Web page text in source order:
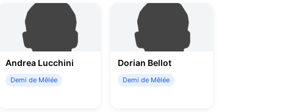
Andrea Lucchini
Demi de Mêlée
Dorian Bellot
Demi de Mêlée